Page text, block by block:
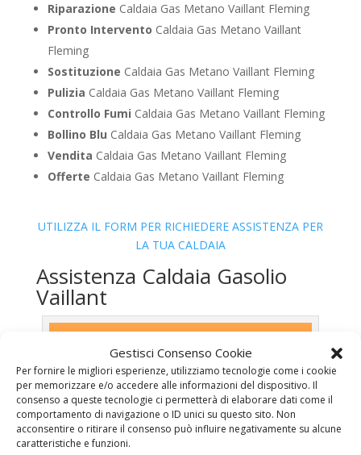
Gestisci Consenso Cookie
Per fornire le migliori esperienze, utilizziamo tecnologie come i cookie
per memorizzare e/o accedere alle informazioni del dispositivo. Il
consenso a queste tecnologie ci permetterà di elaborare dati come il
comportamento di navigazione o ID unici su questo sito. Non
acconsentire o ritirare il consenso può influire negativamente su alcune
caratteristiche e funzioni.
Riparazione Caldaia Gas Metano Vaillant Fleming
Pronto Intervento Caldaia Gas Metano Vaillant
Fleming
Sostituzione Caldaia Gas Metano Vaillant Fleming
Pulizia Caldaia Gas Metano Vaillant Fleming
Controllo Fumi Caldaia Gas Metano Vaillant Fleming
Bollino Blu Caldaia Gas Metano Vaillant Fleming
Vendita Caldaia Gas Metano Vaillant Fleming
Offerte Caldaia Gas Metano Vaillant Fleming
UTILIZZA IL FORM PER RICHIEDERE ASSISTENZA PER
LA TUA CALDAIA
Assistenza Caldaia Gasolio
Vaillant